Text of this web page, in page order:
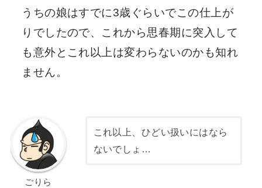
うちの娘はすでに3歳ぐらいでこの仕上が
りでしたので、これから思春期に突入して
も意外とこれ以上は変わらないのかも知れ
ません。
ごりら
これ以上、ひどい扱いにはなら
ないでしょ…